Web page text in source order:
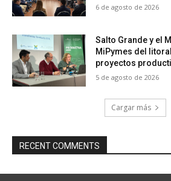
6 de agosto de 2026
Salto Grande y el
MiPymes del
proyectos
5 de agosto de 2026
Cargar más
RECENT COMMENTS